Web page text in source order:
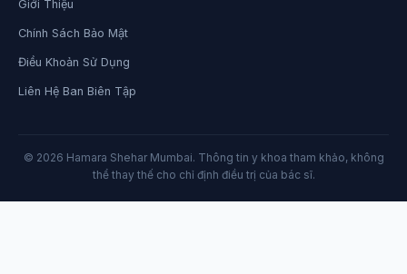
Giới Thiệu
Chính Sách Bảo Mật
Điều Khoản Sử Dụng
Liên Hệ Ban Biên Tập
© 2026 Hamara Shehar Mumbai. Thông tin y khoa tham khảo, không
thể thay thế cho chỉ định điều trị của bác sĩ.